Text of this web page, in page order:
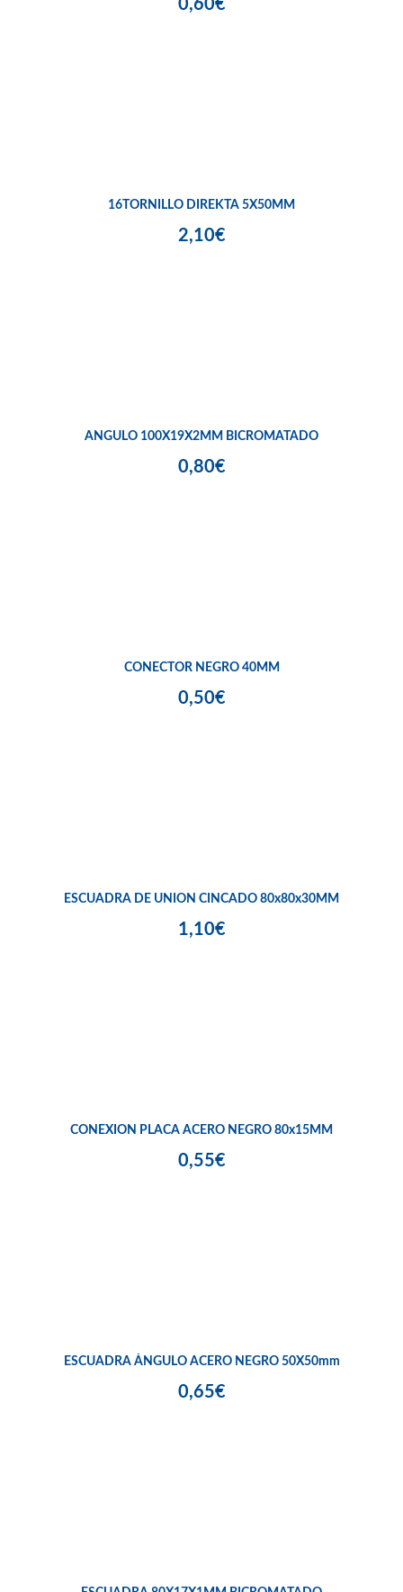
0,60€
16TORNILLO DIREKTA 5X50MM
2,10€
ANGULO 100X19X2MM BICROMATADO
0,80€
CONECTOR NEGRO 40MM
0,50€
ESCUADRA DE UNION CINCADO 80x80x30MM
1,10€
CONEXION PLACA ACERO NEGRO 80x15MM
0,55€
ESCUADRA ÁNGULO ACERO NEGRO 50X50mm
0,65€